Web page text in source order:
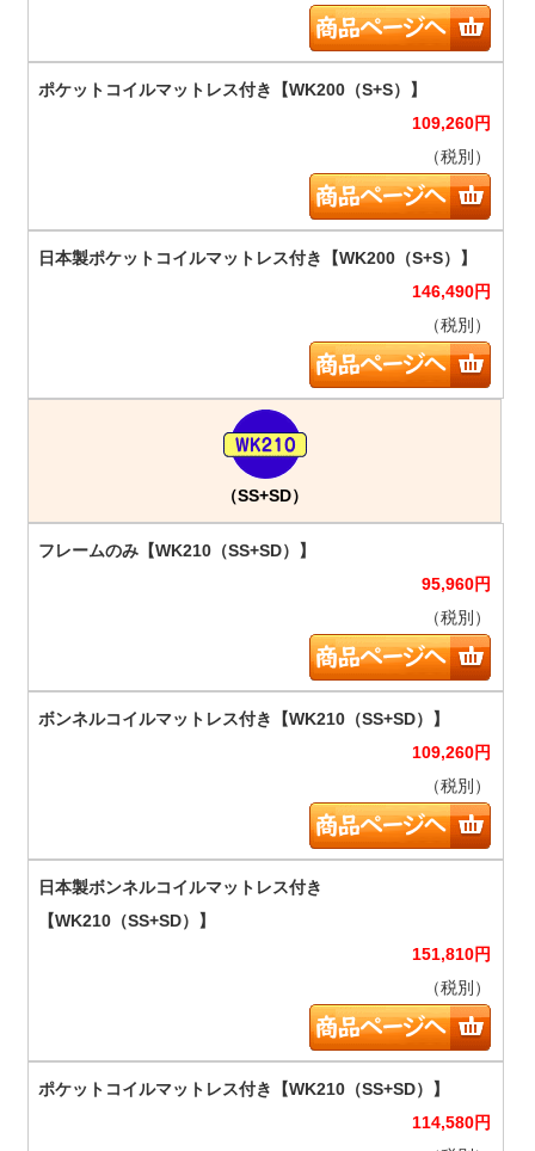
109,260円
（税別）
146,490円
（税別）
（SS+SD）
95,960円
（税別）
109,260円
（税別）
151,810円
（税別）
114,580円